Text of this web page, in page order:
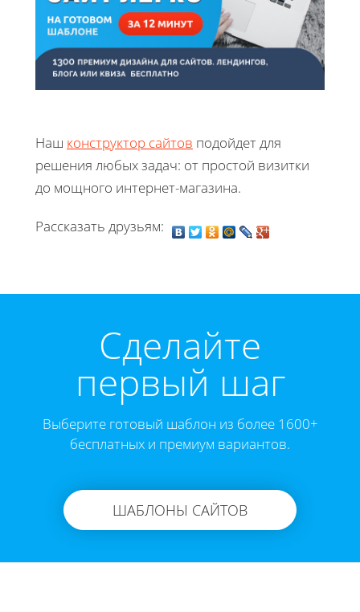
Наш конструктор сайтов подойдет для
решения любых задач: от простой визитки
до мощного интернет-магазина.
Рассказать друзьям:
Cделайте
первый шаг
Выберите готовый шаблон из более 1600+
бесплатных и премиум вариантов.
ШАБЛОНЫ САЙТОВ